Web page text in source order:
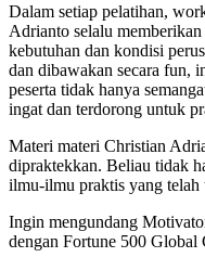
Dalam setiap pelatihan,
Adrianto selalu
kebutuhan dan kondisi
dan dibawakan secara fun,
peserta tidak hanya
ingat dan terdorong untuk
Materi materi Christian
dipraktekkan. Beliau tidak
ilmu-ilmu praktis yang telah
Ingin mengundang
dengan Fortune 500 Global